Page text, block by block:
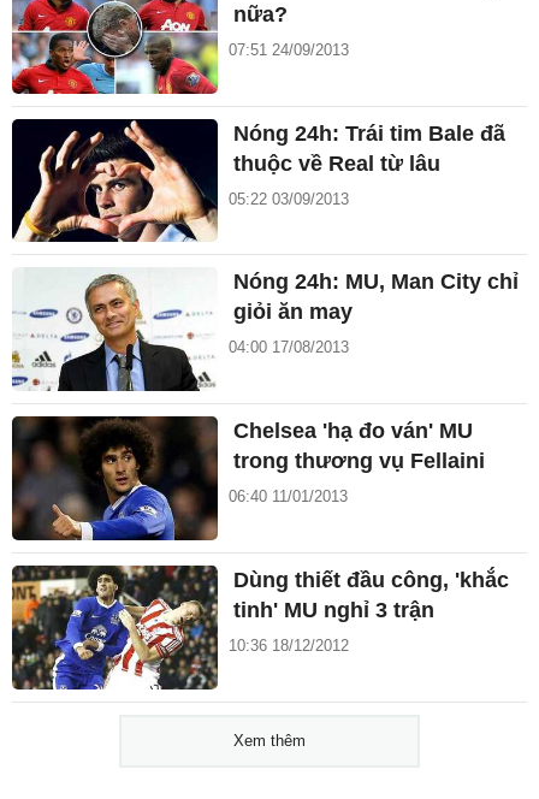
nữa?
07:51 24/09/2013
Nóng 24h: Trái tim Bale đã
thuộc về Real từ lâu
05:22 03/09/2013
Nóng 24h: MU, Man City chỉ
giỏi ăn may
04:00 17/08/2013
Chelsea 'hạ đo ván' MU
trong thương vụ Fellaini
06:40 11/01/2013
Dùng thiết đầu công, 'khắc
tinh' MU nghỉ 3 trận
10:36 18/12/2012
Xem thêm